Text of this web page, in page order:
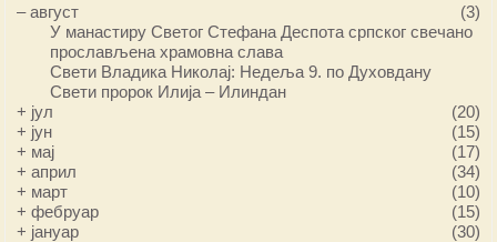
–август
(3)
У манастиру Светог Стефана Деспота српског свечано
прослављена храмовна слава
Свети Владика Николај: Недеља 9. по Духовдану
Свети пророк Илија – Илиндан
+ јул
(20)
+ јун
(15)
+ мај
(17)
+април
(34)
+ март
(10)
+фебруар
(15)
+ јануар (30)